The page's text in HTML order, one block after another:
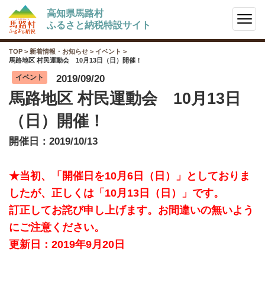
高知県馬路村
ふるさと納税特設サイト
TOP > 新着情報・お知らせ > イベント >
馬路地区 村民運動会 10月13日（日）開催！
イベント 2019/09/20
馬路地区 村民運動会 10月13日
（日）開催！
開催日：2019/10/13
★当初、「開催日を10月6日（日）」としておりま
したが、正しくは「10月13日（日）」です。
訂正してお詫び申し上げます。お間違いの無いよう
にご注意ください。
更新日：2019年9月20日